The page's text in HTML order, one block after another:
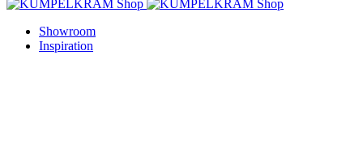
Showroom
Inspiration